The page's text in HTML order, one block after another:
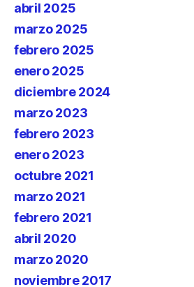
abril 2025
marzo 2025
febrero 2025
enero 2025
diciembre 2024
marzo 2023
febrero 2023
enero 2023
octubre 2021
marzo 2021
febrero 2021
abril 2020
marzo 2020
noviembre 2017